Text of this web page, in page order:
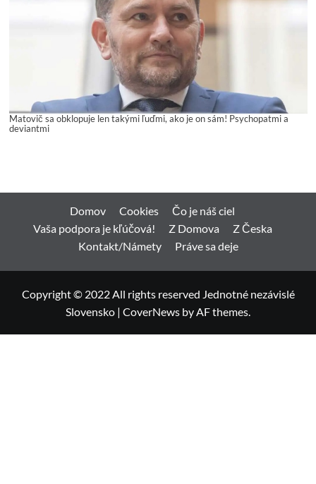
Matovič sa obklopuje len takými ľuďmi, ako je on sám! Psychopatmi a
deviantmi
Domov Cookies
Čo je náš ciel
Vaša podpora je kľúčová!
Z Domova
Z Česka
Kontakt/Námety
Práve sa deje
Copyright © 2022 All rights reserved Jednotné nezávislé
Slovensko | CoverNews by AF themes.